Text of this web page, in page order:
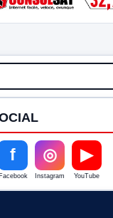
f
Facebook
◎
Instagram
▶
YouTube